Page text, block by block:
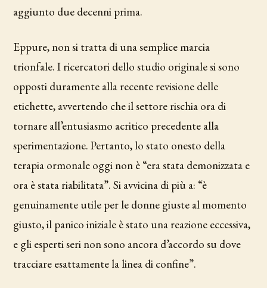
aggiunto due decenni prima.
Eppure, non si tratta di una semplice marcia
trionfale. I ricercatori dello studio originale si sono
opposti duramente alla recente revisione delle
etichette, avvertendo che il settore rischia ora di
tornare all’entusiasmo acritico precedente alla
sperimentazione. Pertanto, lo stato onesto della
terapia ormonale oggi non è “era stata demonizzata e
ora è stata riabilitata”. Si avvicina di più a: “è
genuinamente utile per le donne giuste al momento
giusto, il panico iniziale è stato una reazione eccessiva,
e gli esperti seri non sono ancora d’accordo su dove
tracciare esattamente la linea di confine”.